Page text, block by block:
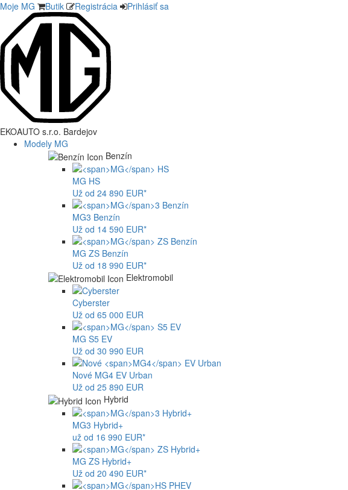
Moje MG Butik Registrácia Prihlásiť sa
EKOAUTO s.r.o. Bardejov
Modely MG
Benzín
MG HS
Už od 24 890 EUR*
MG3 Benzín
Už od 14 590 EUR*
MG ZS Benzín
Už od 18 990 EUR*
Elektromobil
Cyberster
Už od 65 000 EUR
MG S5 EV
Už od 30 990 EUR
Nové MG4 EV Urban
Už od 25 890 EUR
Hybrid
MG3 Hybrid+
už od 16 990 EUR*
MG ZS Hybrid+
Už od 20 490 EUR*